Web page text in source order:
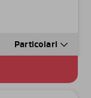
Particolari